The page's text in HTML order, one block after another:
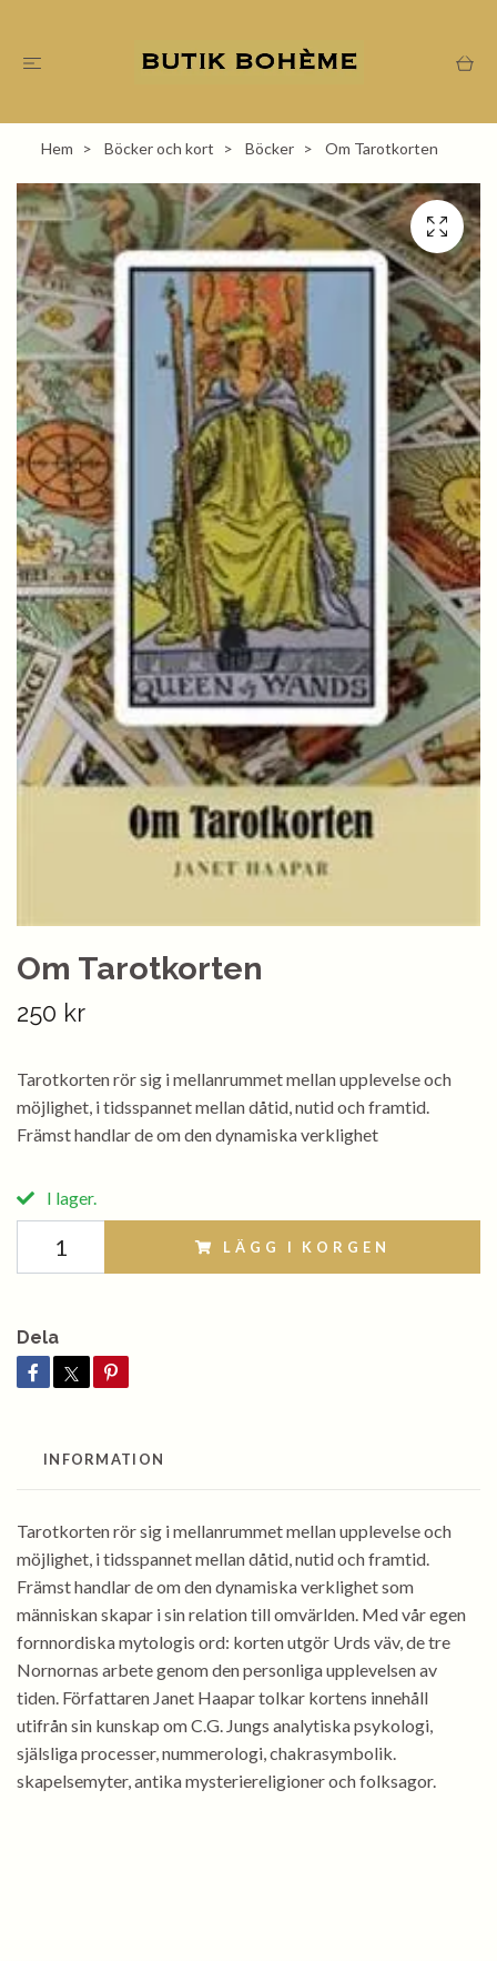
Hem Böcker och kort Böcker Om Tarotkorten
Om Tarotkorten
250 kr
Tarotkorten rör sig i mellanrummet mellan upplevelse och
möjlighet, i tidsspannet mellan dåtid, nutid och framtid.
Främst handlar de om den dynamiska verklighet
I lager.
LÄGG I KORGEN
Dela
INFORMATION
Tarotkorten rör sig i mellanrummet mellan upplevelse och
möjlighet, i tidsspannet mellan dåtid, nutid och framtid.
Främst handlar de om den dynamiska verklighet som
människan skapar i sin relation till omvärlden. Med vår egen
fornnordiska mytologis ord: korten utgör Urds väv, de tre
Nornornas arbete genom den personliga upplevelsen av
tiden. Författaren Janet Haapar tolkar kortens innehåll
utifrån sin kunskap om C.G. Jungs analytiska psykologi,
själsliga processer, nummerologi, chakrasymbolik.
skapelsemyter, antika mysteriereligioner och folksagor.